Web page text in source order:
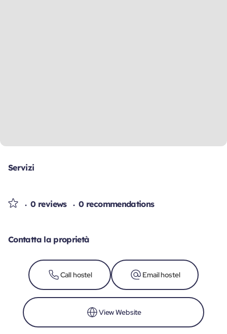
Servizi
0 reviews 0 recommendations
Contatta la proprietà
Call hostel Email hostel
View Website